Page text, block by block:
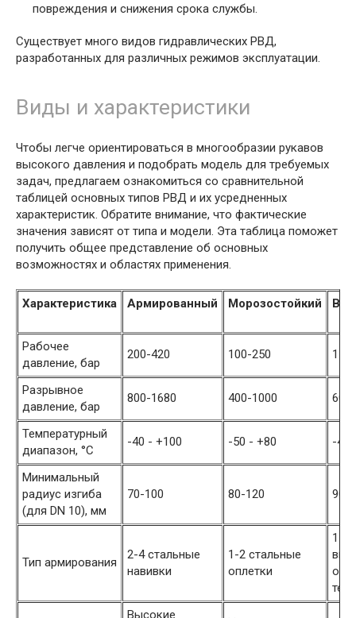
повреждения и снижения срока службы.
Существует много видов гидравлических РВД,
разработанных для различных режимов эксплуатации.
Виды и характеристики
Чтобы легче ориентироваться в многообразии рукавов
высокого давления и подобрать модель для требуемых
задач, предлагаем ознакомиться со сравнительной
таблицей основных типов РВД и их усредненных
характеристик. Обратите внимание, что фактические
значения зависят от типа и модели. Эта таблица поможет
получить общее представление об основных
возможностях и областях применения.
Характеристика Армированный Морозостойкий
Рабочее
давление, бар
200-420 100-250
Разрывное
давление, бар
800-1680 400-1000
Температурный
диапазон, °C
-40 - +100 -50 - +80 -40
Минимальный
радиус изгиба
(для DN 10), мм
70-100 80-120 90-
Тип армирования
2-4 стальные
навивки
1-2 стальные
оплетки
1-2
Высокие